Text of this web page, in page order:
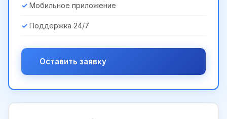
Мобильное приложение
Поддержка 24/7
Оставить заявку